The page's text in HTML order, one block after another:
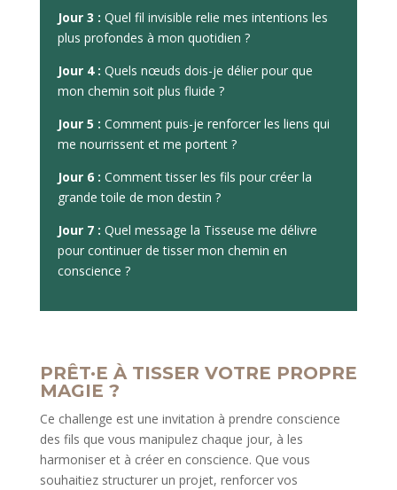
Jour 3 : Quel fil invisible relie mes intentions les
plus profondes à mon quotidien ?
Jour 4 : Quels nœuds dois-je délier pour que
mon chemin soit plus fluide ?
Jour 5 : Comment puis-je renforcer les liens qui
me nourrissent et me portent ?
Jour 6 : Comment tisser les fils pour créer la
grande toile de mon destin ?
Jour 7 : Quel message la Tisseuse me délivre
pour continuer de tisser mon chemin en
conscience ?
PRÊT·E À TISSER VOTRE PROPRE
MAGIE ?
Ce challenge est une invitation à prendre conscience
des fils que vous manipulez chaque jour, à les
harmoniser et à créer en conscience. Que vous
souhaitiez structurer un projet, renforcer vos